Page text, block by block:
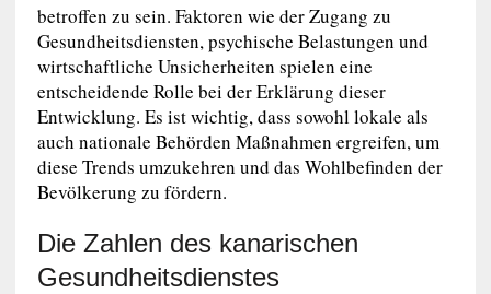
betroffen zu sein. Faktoren wie der Zugang zu
Gesundheitsdiensten, psychische Belastungen und
wirtschaftliche Unsicherheiten spielen eine
entscheidende Rolle bei der Erklärung dieser
Entwicklung. Es ist wichtig, dass sowohl lokale als
auch nationale Behörden Maßnahmen ergreifen, um
diese Trends umzukehren und das Wohlbefinden der
Bevölkerung zu fördern.
Die Zahlen des kanarischen
Gesundheitsdienstes